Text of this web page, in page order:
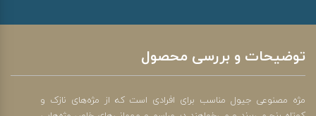
توضیحات و بررسی محصول
مژه مصنوعی جیول مناسب برای افرادی است که از مژه‌های نازک و